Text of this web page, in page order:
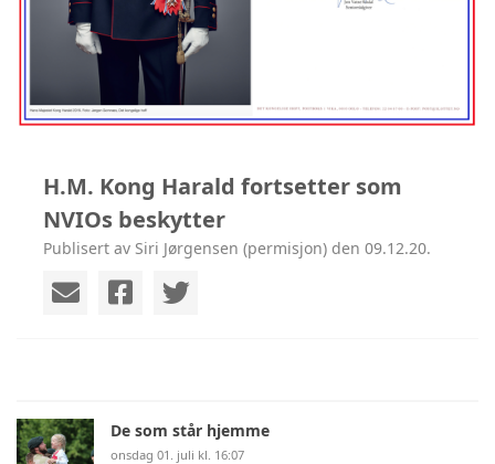
H.M. Kong Harald fortsetter som
NVIOs beskytter
Publisert av Siri Jørgensen (permisjon) den 09.12.20.
De som står hjemme
onsdag 01. juli kl. 16:07